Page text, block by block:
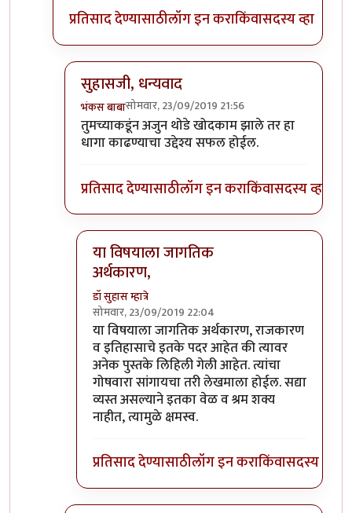
प्रतिसाद देण्यासाठीलॉग इन कराकिंवासदस्य व्हा
सुहासजी, धन्यवाद
भंकस बाबासोमवार, 23/09/2019 21:56
In reply toइंटर्नल कंबशन इंजिनाची इंधनby
तुमच्याकडूंन अजुन थोडे खोदकाम झाले तर हा
धागा काढण्याचा उद्देश्य सफल होईल.
प्रतिसाद देण्यासाठीलॉग इन कराकिंवासदस्य व्हा
या विषयाला जागतिक
अर्थकारण,
डॉ सुहास म्हात्रे
सोमवार, 23/09/2019 22:04
In reply toसुहासजी, धन्यवादbyभंकस बाबा
या विषयाला जागतिक अर्थकारण, राजकारण
व इतिहासाचे इतके पदर आहेत की त्यावर
अनेक पुस्तके लिहिली गेली आहेत. त्यांचा
गोषवारा सांगायचा तरी लेखमाला होईल. सद्या
व्यस्त असल्याने इतका वेळ व श्रम शक्य
नाहीत, त्यामुळे क्षमस्व.
प्रतिसाद देण्यासाठीलॉग इन कराकिंवासदस्य व्हा